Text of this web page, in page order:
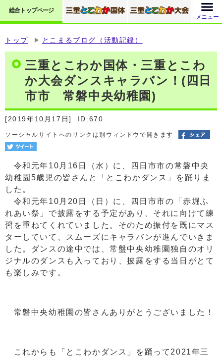
総合トップページ
メニュー
トップ とこまるブログ（活動記録）
三重とこわか国体・三重とこわ
か大会ダンスキャラバン！(四日
市市 常磐中央幼稚園)
[2019年10月17日] ID:670
ソーシャルサイトへのリンクは別ウィンドウで開きます
令和元年10月16日（水）に、四日市市の常磐中央
幼稚園5歳児の皆さんと「とこわかダンス」を踊りま
した。
令和元年10月20日（日）に、四日市市の「赤堀ふ
れあい祭」で披露をする予定があり、それに向けて練
習を重ねてくれていました。そのため振付を既にマス
ターしていて、スムーズにキャラバンが進んでいきま
した。ダンスの途中では、常盤中央幼稚園独自のオリ
ジナルのダンスも入っており、披露をする当日がとて
も楽しみです。
常磐中央幼稚園の皆さんありがとうございました！
これからも「とこわかダンス」を踊って2021年三